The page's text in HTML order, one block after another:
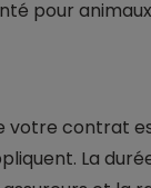
pour
votre contrat
La